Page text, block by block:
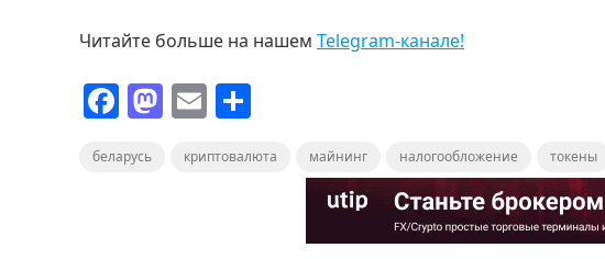
Читайте больше на нашем Telegram-канале!
F
c
M
st
E
ai п
беларусь криптовалюта майнинг налогообложение токены